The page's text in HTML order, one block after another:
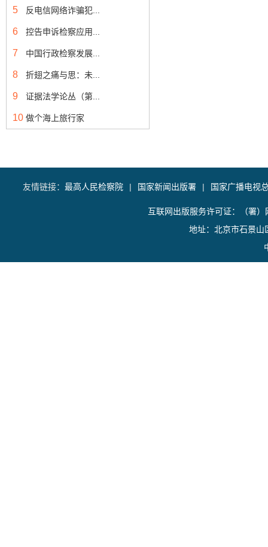
5 反电信网络诈骗犯...
6 控告申诉检察应用...
7 中国行政检察发展...
8 折翅之痛与思：未...
9 证据法学论丛（第...
10 做个海上旅行家
友情链接： 最高人民检察院 | 国家新闻出版署 | 国家广播电视
互联网出版服务许可证：（署
地址：北京市石景